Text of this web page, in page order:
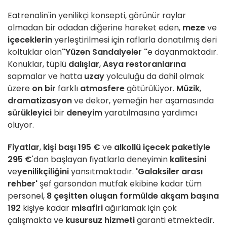
Eatrenalin'in yenilikçi konsepti, görünür raylar
olmadan bir odadan diğerine hareket eden, mezeve
içeceklerinyerleştirilmesi için raflarla donatılmış deri
koltuklar olan"Yüzen Sandalyeler "e dayanmaktadır.
Konuklar, tüplü dalışlar,Asya restoranlarına
sapmalar ve hatta uzayyolculuğu da dahil olmak
üzere on bir farklı atmosferegötürülüyor. Müzik,
dramatizasyonve dekor, yemeğin her aşamasında
sürükleyici bir deneyimyaratılmasına yardımcı
oluyor.
Fiyatlar, kişi başı 195 € ve alkollü içecek paketiyle
295 €'dan başlayan fiyatlarla deneyimin kalitesini
veyenilikçiliğiniyansıtmaktadır. 'Galaksiler arası
rehber' şef garsondan mutfak ekibine kadar tüm
personel, 8 çeşitten oluşan formülde akşam başına
192 kişiye kadar misafiriağırlamak için çok
çalışmakta ve kusursuz hizmetigaranti etmektedir.